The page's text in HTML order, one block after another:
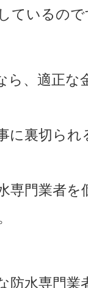
ているの
ら、適正な
に裏切られ
専門業者を
防水専門業